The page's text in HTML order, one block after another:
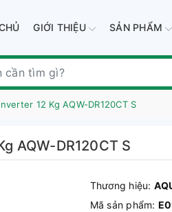
GIỚI THIỆU SẢN PHẨM
12 Kg AQW-DR120CT S
AQW-DR120CT S
Thương hiệu:
Mã sản phẩm: